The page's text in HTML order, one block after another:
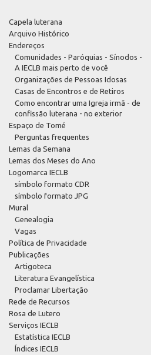
Capela luterana
Arquivo Histórico
Endereços
Comunidades - Paróquias - Sínodos -
A IECLB mais perto de você
Organizações de Pessoas Idosas
Casas de Encontros e de Retiros
Como encontrar uma Igreja irmã - de
confissão luterana - no exterior
Espaço de Tomé
Perguntas frequentes
Lemas da Semana
Lemas dos Meses do Ano
Logomarca IECLB
símbolo formato CDR
símbolo formato JPG
Mural
Genealogia
Vagas
Política de Privacidade
Publicações
Artigoteca
Literatura Evangelística
Proclamar Libertação
Rede de Recursos
Rosa de Lutero
Serviços IECLB
Estatística IECLB
Índices IECLB